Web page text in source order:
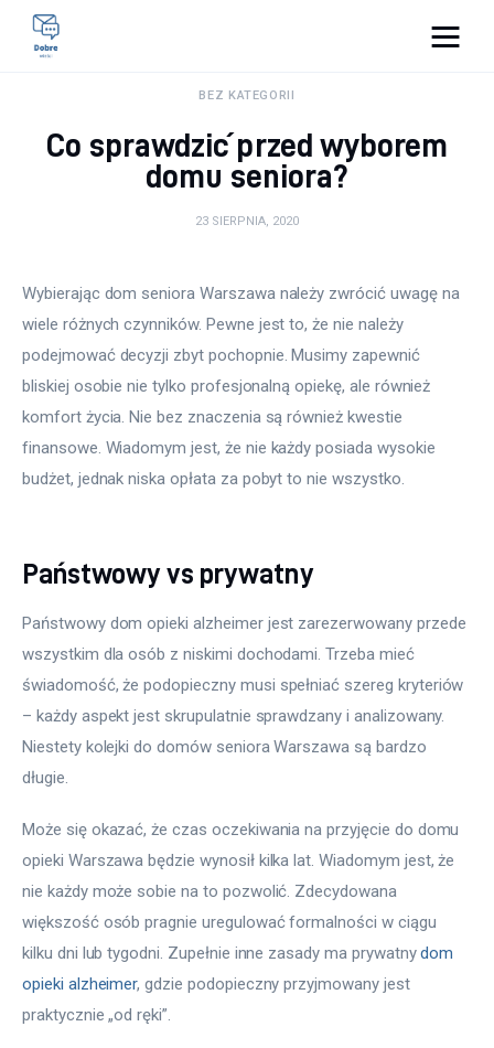
Lifestyle
Uroda
Więcej
BEZ KATEGORII
Co sprawdzić przed wyborem
domu seniora?
23 SIERPNIA, 2020
Wybierając dom seniora Warszawa należy zwrócić uwagę na
wiele różnych czynników. Pewne jest to, że nie należy
podejmować decyzji zbyt pochopnie. Musimy zapewnić
bliskiej osobie nie tylko profesjonalną opiekę, ale również
komfort życia. Nie bez znaczenia są również kwestie
finansowe. Wiadomym jest, że nie każdy posiada wysokie
budżet, jednak niska opłata za pobyt to nie wszystko.
Państwowy vs prywatny
Państwowy dom opieki alzheimer jest zarezerwowany przede
wszystkim dla osób z niskimi dochodami. Trzeba mieć
świadomość, że podopieczny musi spełniać szereg kryteriów
– każdy aspekt jest skrupulatnie sprawdzany i analizowany.
Niestety kolejki do domów seniora Warszawa są bardzo
długie.
Może się okazać, że czas oczekiwania na przyjęcie do domu
opieki Warszawa będzie wynosił kilka lat. Wiadomym jest, że
nie każdy może sobie na to pozwolić. Zdecydowana
większość osób pragnie uregulować formalności w ciągu
kilku dni lub tygodni. Zupełnie inne zasady ma prywatny dom
opieki alzheimer, gdzie podopieczny przyjmowany jest
praktycznie „od ręki”.